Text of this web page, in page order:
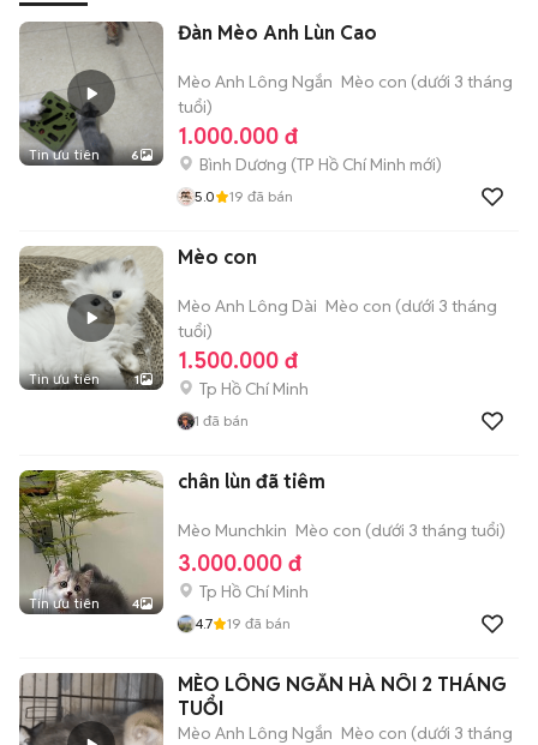
Tin ưu tiên 6
Đàn Mèo Anh Lùn Cao
Mèo Anh Lông Ngắn Mèo con (dưới 3 tháng
tuổi)
1.000.000 đ
Bình Dương (TP Hồ Chí Minh mới)
5.0 19 đã bán
Tin ưu tiên 1
Mèo con
Mèo Anh Lông Dài Mèo con (dưới 3 tháng
tuổi)
1.500.000 đ
Tp Hồ Chí Minh
1 đã bán
Tin ưu tiên 4
chân lùn đã tiêm
Mèo Munchkin Mèo con (dưới 3 tháng tuổi)
3.000.000 đ
Tp Hồ Chí Minh
4.7 19 đã bán
MÈO LÔNG NGẮN HÀ NÔI 2 THÁNG
TUỔI
Mèo Anh Lông Ngắn Mèo con (dưới 3 tháng